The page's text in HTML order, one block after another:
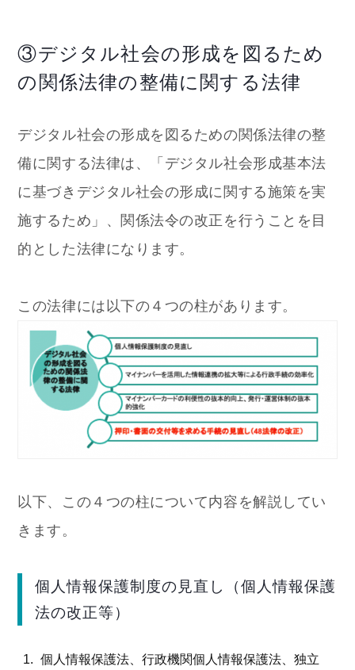
③デジタル社会の形成を図るため
の関係法律の整備に関する法律
デジタル社会の形成を図るための関係法律の整
備に関する法律は、「デジタル社会形成基本法
に基づきデジタル社会の形成に関する施策を実
施するため」、関係法令の改正 を行うことを目
的とした法律になります。
この法律には以下の４つの柱があります。
以下、この４つの柱について内容を解説してい
きます。
個人情報保護制度の見直し（個人情報保護
法の改正等）
個人情報保護法、行政機関個人情報保護法、独立